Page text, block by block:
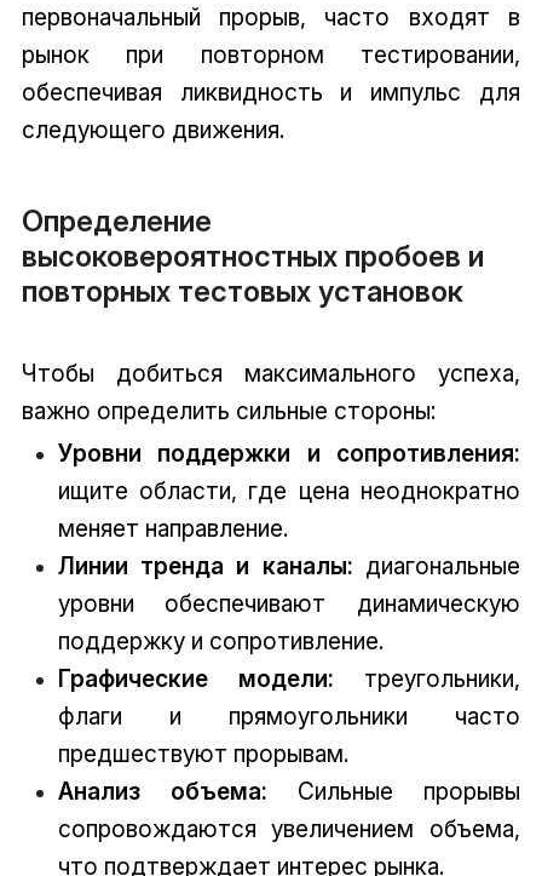
первоначальный прорыв, часто входят в
рынок при повторном тестировании,
обеспечивая ликвидность и импульс для
следующего движения.
Определение
высоковероятностных пробоев и
повторных тестовых установок
Чтобы добиться максимального успеха,
важно определить сильные стороны:
Уровни поддержки и сопротивления:
ищите области, где цена неоднократно
меняет направление.
Линии тренда и каналы: диагональные
уровни обеспечивают динамическую
поддержку и сопротивление.
Графические модели: треугольники,
флаги и прямоугольники часто
предшествуют прорывам.
Анализ объема: Сильные прорывы
сопровождаются увеличением объема,
что подтверждает интерес рынка.